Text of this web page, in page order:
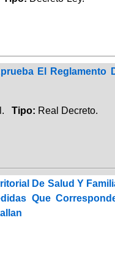
El
Tipo: Real Decreto.
De Salud Y
Que